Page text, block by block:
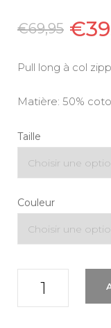
€69,95 €
Pull long à col
Matière: 50%
Taille
Couleur